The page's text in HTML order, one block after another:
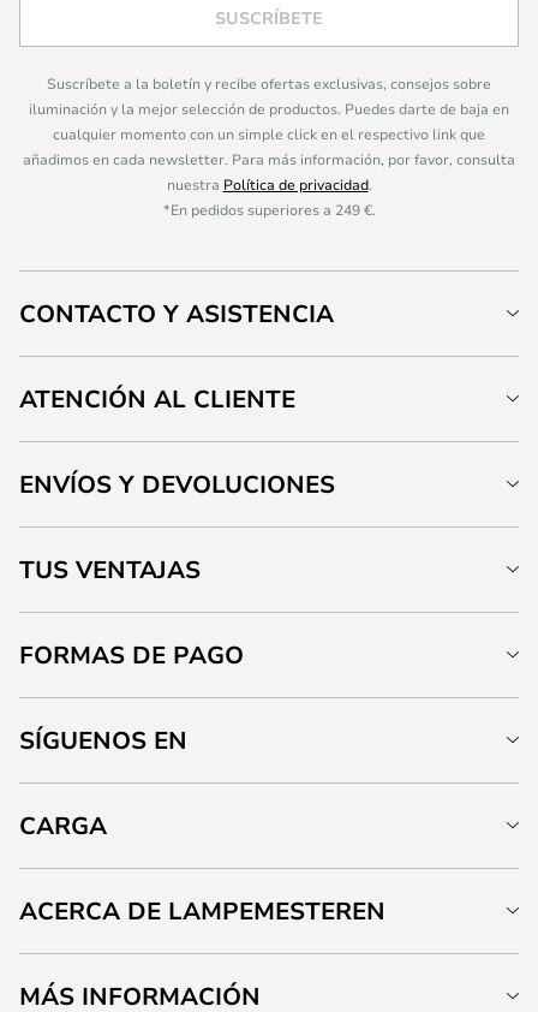
SUSCRÍBETE
Suscríbete a la boletín y recibe ofertas exclusivas, consejos sobre
iluminación y la mejor selección de productos. Puedes darte de baja en
cualquier momento con un simple click en el respectivo link que
añadimos en cada newsletter. Para más información, por favor, consulta
nuestra Política de privacidad.
*En pedidos superiores a 249 €.
CONTACTO Y ASISTENCIA
ATENCIÓN AL CLIENTE
ENVÍOS Y DEVOLUCIONES
TUS VENTAJAS
FORMAS DE PAGO
SÍGUENOS EN
CARGA
ACERCA DE LAMPEMESTEREN
MÁS INFORMACIÓN